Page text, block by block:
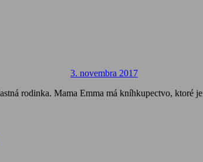
3. novembra 2017
rodinka. Mama Emma má kníhkupectvo, ktoré